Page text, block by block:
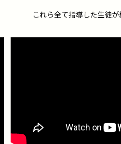
これら全て指導した生徒が